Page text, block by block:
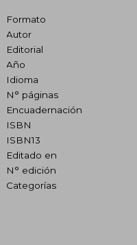
Formato
Autor
Editorial
Año
Idioma
N° páginas
Encuadernación
ISBN
ISBN13
Editado en
N° edición
Categorías